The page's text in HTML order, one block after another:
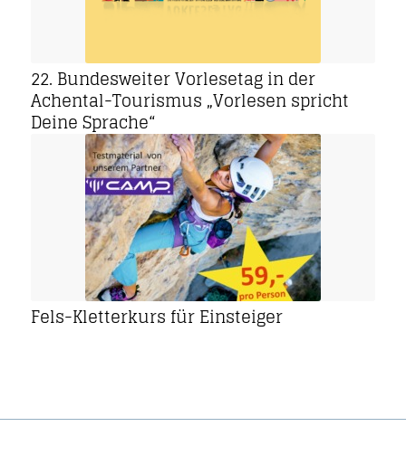
22. Bundesweiter Vorlesetag in der
Achental-Tourismus „Vorlesen spricht
Deine Sprache“
Fels-Kletterkurs für Einsteiger